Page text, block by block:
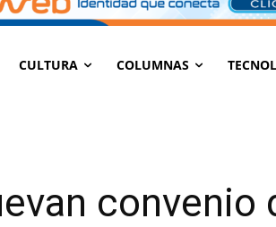
CULTURA COLUMNAS
convenio